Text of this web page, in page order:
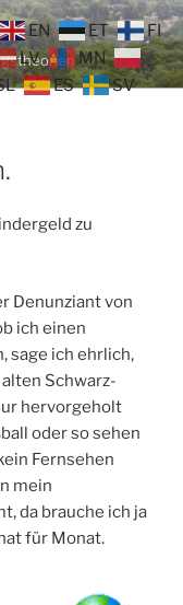
zu
Denunziant von
ich einen
sage ich ehrlich,
Schwarz-
hervorgeholt
oder so sehen
Fernsehen
mein
da brauche ich ja
für Monat.
EN ET
FI
LV
MN
ES
SV